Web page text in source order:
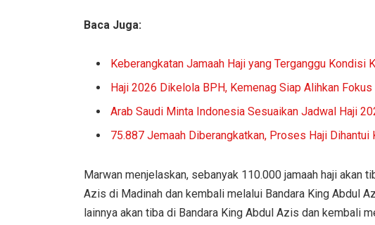
Baca Juga:
Keberangkatan Jamaah Haji yang Terganggu Kondisi
Haji 2026 Dikelola BPH, Kemenag Siap Alihkan
Arab Saudi Minta Indonesia Sesuaikan Jadwal Haji
75.887 Jemaah Diberangkatkan, Proses Haji Dihantui
Marwan menjelaskan, sebanyak 110.000 jamaah haji akan
Azis di Madinah dan kembali melalui Bandara King Abdul
lainnya akan tiba di Bandara King Abdul Azis dan kembali